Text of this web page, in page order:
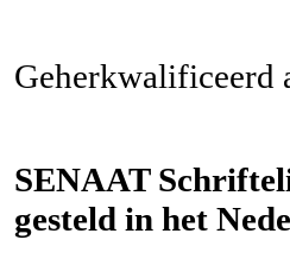
Geherkwalificeerd
SENAAT
gesteld in het